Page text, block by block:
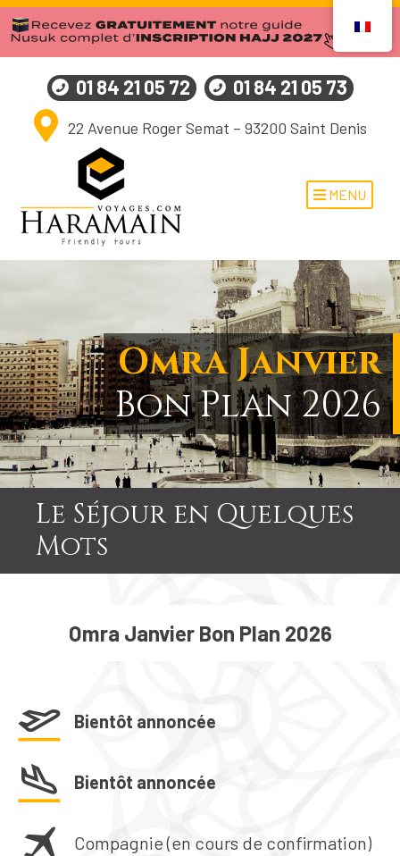
01 84 21 05 72 01 84 21 05 73
22 Avenue Roger Semat – 93200 Saint Denis
MENU
Omra Janvier
Bon Plan 2026
Le Séjour en Quelques
Mots
Omra Janvier Bon Plan 2026
Bientôt annoncée
Bientôt annoncée
Compagnie (en cours de confirmation)